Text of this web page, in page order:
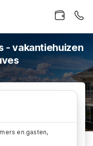
- vakantiehuizen
en gasten,